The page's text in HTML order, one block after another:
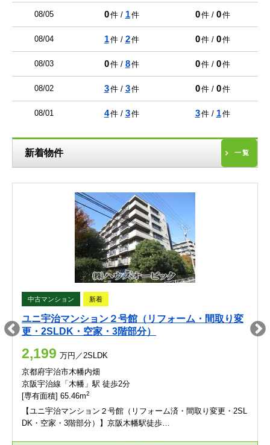
08/05 0件 / 1件 0件 / 0件
08/04 1件 / 2件 0件 / 0件
08/03 0件 / 8件 0件 / 0件
08/02 3件 / 3件 0件 / 0件
08/01 4件 / 3件 3件 / 1件
新着物件 一覧
中古マンション 新着
ユニ宇治マンション２号館（リフォーム・間取り変
更・2SLDK・空家・3階部分）
2,199 万円／2SLDK
京都府宇治市木幡内畑
京阪宇治線「木幡」駅 徒歩2分
[専有面積] 65.46m2
【ユニ宇治マンション２号館（リフォーム済・間取り変更・2SL
DK・空家・3階部分）】京阪木幡駅徒歩…